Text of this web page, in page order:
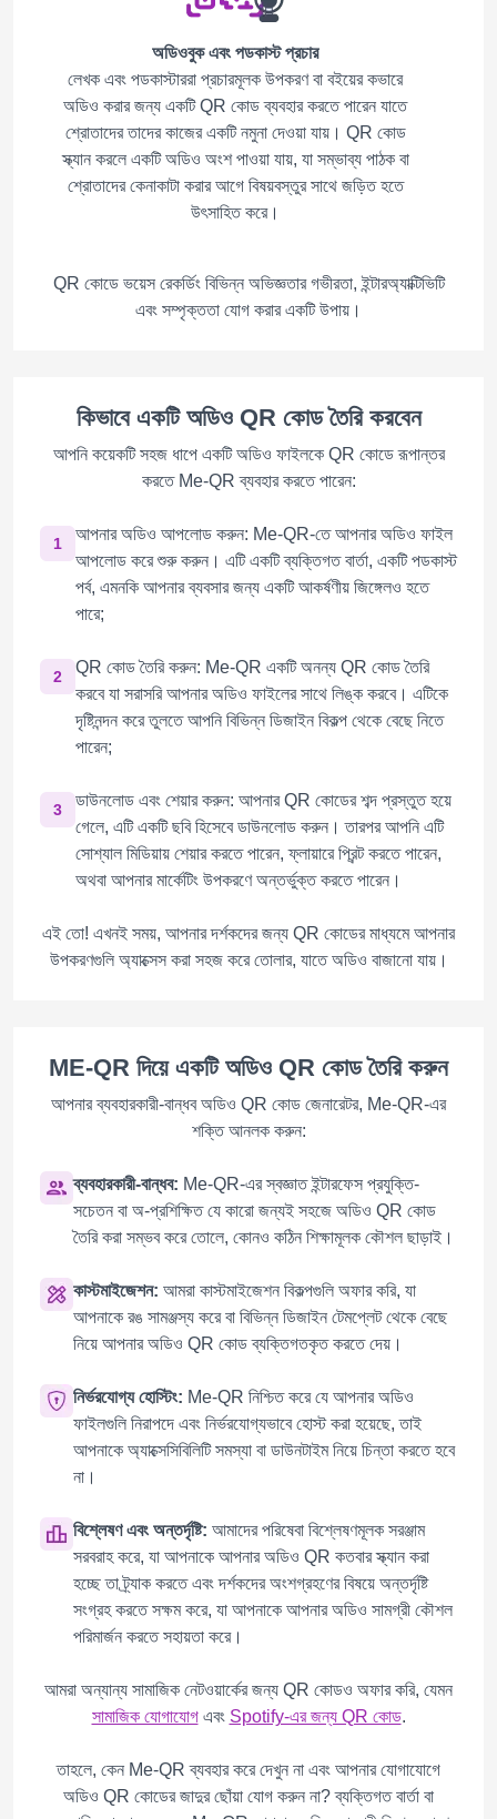
অডিওবুক এবং পডকাস্ট প্রচার
লেখক এবং পডকাস্টাররা প্রচারমূলক উপকরণ বা বইয়ের কভারে
অডিও করার জন্য একটি QR কোড ব্যবহার করতে পারেন যাতে
শ্রোতাদের তাদের কাজের একটি নমুনা দেওয়া যায়। QR কোড
স্ক্যান করলে একটি অডিও অংশ পাওয়া যায়, যা সম্ভাব্য পাঠক বা
শ্রোতাদের কেনাকাটা করার আগে বিষয়বস্তুর সাথে জড়িত হতে
উৎসাহিত করে।
QR কোডে ভয়েস রেকর্ডিং বিভিন্ন অভিজ্ঞতার গভীরতা, ইন্টারঅ্যাক্টিভিটি
এবং সম্পৃক্ততা যোগ করার একটি উপায়।
কিভাবে একটি অডিও QR কোড তৈরি করবেন
আপনি কয়েকটি সহজ ধাপে একটি অডিও ফাইলকে QR কোডে রূপান্তর
করতে Me-QR ব্যবহার করতে পারেন:
1
আপনার অডিও আপলোড করুন: Me-QR-তে আপনার অডিও ফাইল
আপলোড করে শুরু করুন। এটি একটি ব্যক্তিগত বার্তা, একটি পডকাস্ট
পর্ব, এমনকি আপনার ব্যবসার জন্য একটি আকর্ষণীয় জিঙ্গেলও হতে
পারে;
2
QR কোড তৈরি করুন: Me-QR একটি অনন্য QR কোড তৈরি
করবে যা সরাসরি আপনার অডিও ফাইলের সাথে লিঙ্ক করবে। এটিকে
দৃষ্টিনন্দন করে তুলতে আপনি বিভিন্ন ডিজাইন বিকল্প থেকে বেছে নিতে
পারেন;
3
ডাউনলোড এবং শেয়ার করুন: আপনার QR কোডের শব্দ প্রস্তুত হয়ে
গেলে, এটি একটি ছবি হিসেবে ডাউনলোড করুন। তারপর আপনি এটি
সোশ্যাল মিডিয়ায় শেয়ার করতে পারেন, ফ্লায়ারে প্রিন্ট করতে পারেন,
অথবা আপনার মার্কেটিং উপকরণে অন্তর্ভুক্ত করতে পারেন।
এই তো! এখনই সময়, আপনার দর্শকদের জন্য QR কোডের মাধ্যমে আপনার
উপকরণগুলি অ্যাক্সেস করা সহজ করে তোলার, যাতে অডিও বাজানো যায়।
ME-QR দিয়ে একটি অডিও QR কোড তৈরি করুন
আপনার ব্যবহারকারী-বান্ধব অডিও QR কোড জেনারেটর, Me-QR-এর
শক্তি আনলক করুন:
ব্যবহারকারী-বান্ধব: Me-QR-এর স্বজ্ঞাত ইন্টারফেস প্রযুক্তি-
সচেতন বা অ-প্রশিক্ষিত যে কারো জন্যই সহজে অডিও QR কোড
তৈরি করা সম্ভব করে তোলে, কোনও কঠিন শিক্ষামূলক কৌশল ছাড়াই।
কাস্টমাইজেশন: আমরা কাস্টমাইজেশন বিকল্পগুলি অফার করি, যা
আপনাকে রঙ সামঞ্জস্য করে বা বিভিন্ন ডিজাইন টেমপ্লেট থেকে বেছে
নিয়ে আপনার অডিও QR কোড ব্যক্তিগতকৃত করতে দেয়।
নির্ভরযোগ্য হোস্টিং: Me-QR নিশ্চিত করে যে আপনার অডিও
ফাইলগুলি নিরাপদে এবং নির্ভরযোগ্যভাবে হোস্ট করা হয়েছে, তাই
আপনাকে অ্যাক্সেসিবিলিটি সমস্যা বা ডাউনটাইম নিয়ে চিন্তা করতে হবে
না।
বিশ্লেষণ এবং অন্তর্দৃষ্টি: আমাদের পরিষেবা বিশ্লেষণমূলক সরঞ্জাম
সরবরাহ করে, যা আপনাকে আপনার অডিও QR কতবার স্ক্যান করা
হচ্ছে তা ট্র্যাক করতে এবং দর্শকদের অংশগ্রহণের বিষয়ে অন্তর্দৃষ্টি
সংগ্রহ করতে সক্ষম করে, যা আপনাকে আপনার অডিও সামগ্রী কৌশল
পরিমার্জন করতে সহায়তা করে।
আমরা অন্যান্য সামাজিক নেটওয়ার্কের জন্য QR কোডও অফার করি, যেমন
সামাজিক যোগাযোগএবং Spotify-এর জন্য QR কোড.
তাহলে, কেন Me-QR ব্যবহার করে দেখুন না এবং আপনার যোগাযোগে
অডিও QR কোডের জাদুর ছোঁয়া যোগ করুন না? ব্যক্তিগত বার্তা বা